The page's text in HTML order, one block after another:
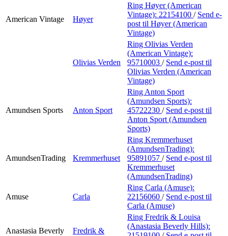
American Vintage Høyer
Ring Høyer (American
Vintage): 22154100 / Send e-
post til Høyer (American
Vintage)
Olivias Verden
Ring Olivias Verden
(American Vintage):
95710003 / Send e-post til
Olivias Verden (American
Vintage)
Amundsen Sports Anton Sport
Ring Anton Sport
(Amundsen Sports):
45722230 / Send e-post til
Anton Sport (Amundsen
Sports)
AmundsenTrading Kremmerhuset
Ring Kremmerhuset
(AmundsenTrading):
95891057 / Send e-post til
Kremmerhuset
(AmundsenTrading)
Amuse Carla
Ring Carla (Amuse):
22156060 / Send e-post til
Carla (Amuse)
Anastasia Beverly
Fredrik &
Ring Fredrik & Louisa
(Anastasia Beverly Hills):